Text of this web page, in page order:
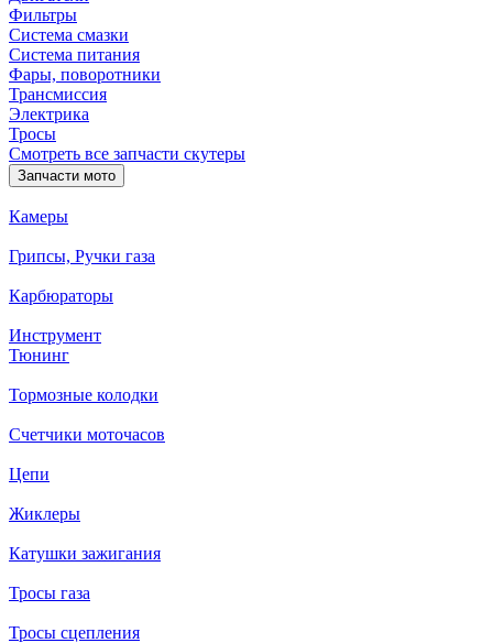
Фильтры
Система смазки
Система питания
Фары, поворотники
Трансмиссия
Электрика
Тросы
Смотреть все запчасти скутеры
Запчасти мото
Камеры
Грипсы, Ручки газа
Карбюраторы
Инструмент
Тюнинг
Тормозные колодки
Счетчики моточасов
Цепи
Жиклеры
Катушки зажигания
Тросы газа
Тросы сцепления